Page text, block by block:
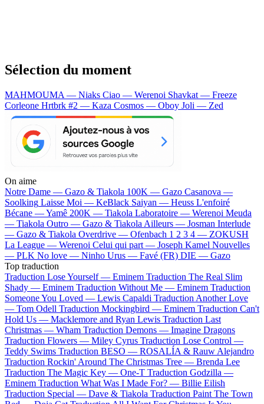
Sélection du moment
MAHMOUMA — Niaks Ciao — Werenoi Shavkat — Freeze
Corleone Hrtbrk #2 — Kaza Cosmos — Oboy Joli — Zed
On aime
Notre Dame — Gazo & Tiakola 100K — Gazo Casanova —
Soolking Laisse Moi — KeBlack Saiyan — Heuss L'enfoiré
Bécane —Yamê 200K — Tiakola Laboratoire — Werenoi Meuda
— Tiakola Outro — Gazo & Tiakola Ailleurs — Josman Interlude
— Gazo & Tiakola Overdrive — Ofenbach 1 2 3 4 — ZOKUSH
La League — Werenoi Celui qui part — Joseph Kamel Nouvelles
— PLK No love — Ninho Urus — Favé (FR) DIE — Gazo
Top traduction
Traduction Lose Yourself — Eminem Traduction The Real Slim
Shady — Eminem Traduction Without Me — Eminem Traduction
Someone You Loved — Lewis Capaldi Traduction Another Love
— Tom Odell Traduction Mockingbird — Eminem Traduction Can't
Hold Us — Macklemore and Ryan Lewis Traduction Last
Christmas — Wham Traduction Demons — Imagine Dragons
Traduction Flowers — Miley Cyrus Traduction Lose Control —
Teddy Swims Traduction BESO — ROSALÍA & Rauw Alejandro
Traduction Rockin' Around The Christmas Tree — Brenda Lee
Traduction The Magic Key — One-T Traduction Godzilla —
Eminem Traduction What Was I Made For? — Billie Eilish
Traduction Special — Dave & Tiakola Traduction Paint The Town